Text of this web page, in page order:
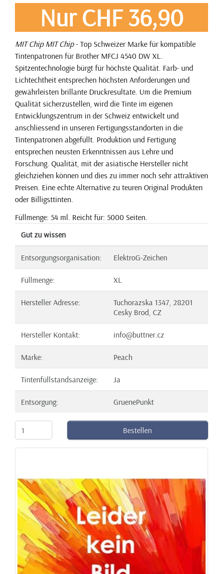
Nur CHF 36,90
MIT Chip MIT Chip- Top Schweizer Marke für kompatible
Tintenpatronen für Brother MFCJ 4540 DW XL.
Spitzentechnologie bürgt für höchste Qualität. Farb- und
Lichtechtheit entsprechen höchsten Anforderungen und
gewährleisten brillante Druckresultate. Um die Premium
Qualität sicherzustellen, wird die Tinte im eigenen
Entwicklungszentrum in der Schweiz entwickelt und
anschliessend in unseren Fertigungsstandorten in die
Tintenpatronen abgefüllt. Produktion und Fertigung
entsprechen neusten Erkenntnissen aus Lehre und
Forschung. Qualität, mit der asiatische Hersteller nicht
gleichziehen können und dies zu immer noch sehr attraktiven
Preisen. Eine echte Alternative zu teuren Original Produkten
oder Billigsttinten.
Füllmenge: 54 ml. Reicht für: 5000 Seiten.
Gut zu wissen
Entsorgungsorganisation: ElektroG-Zeichen
Füllmenge: XL
Hersteller Adresse:
Tuchorazska 1347, 28201
Cesky Brod, CZ
Hersteller Kontakt: info@buttner.cz
Marke: Peach
Tintenfüllstandsanzeige: Ja
Entsorgung: GruenePunkt
Bestellen